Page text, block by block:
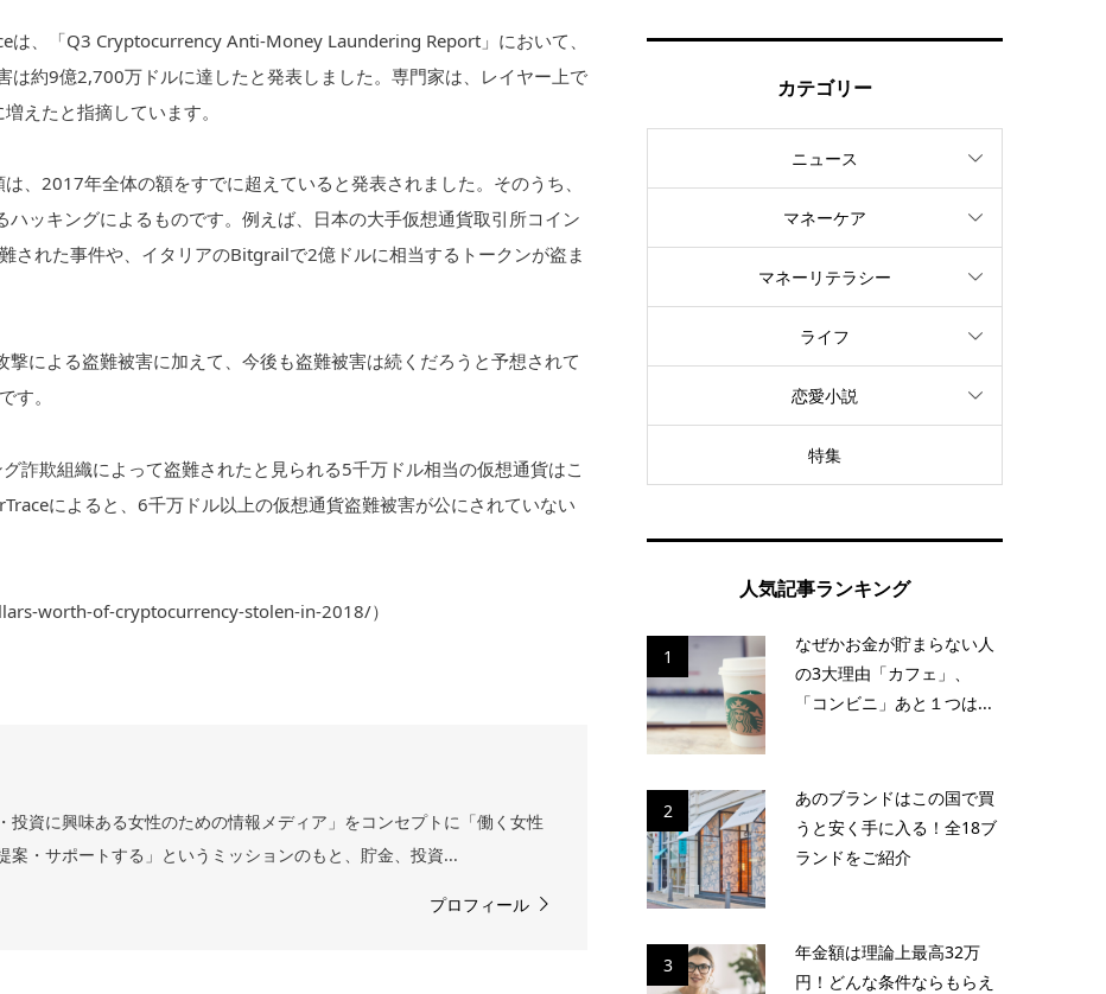
は、「Q3 Cryptocurrency Anti-Money Laundering Report」において、
約9億2,700万ドルに達したと発表しました。専門家は、レイヤー上で
えたと指摘しています。
、2017年全体の額をすでに超えていると発表されました。そのうち、
ッキングによるものです。例えば、日本の大手仮想通貨取引所コイン
された事件や、イタリアのBitgrailで2億ドルに相当するトークンが盗ま
による盗難被害に加えて、今後も盗難被害は続くだろうと予想されて
す。
詐欺組織によって盗難されたと見られる5千万ドル相当の仮想通貨はこ
によると、6千万ドル以上の仮想通貨盗難被害が公にされていない
worth-of-cryptocurrency-stolen-in-2018/）
投資に興味ある女性のための情報メディア」をコンセプトに「働く女性
案・サポートする」というミッションのもと、貯金、投資...
プロフィール
カテゴリー
ニュース
マネーケア
マネーリテラシー
ライフ
恋愛小説
特集
人気記事ランキング
1
なぜかお金が貯まらない人
の3大理由「カフェ」、
「コンビニ」あと１つは...
2
あのブランドはこの国で買
うと安く手に入る！全18ブ
ランドをご紹介
3
年金額は理論上最高32万
円！どんな条件ならもらえ